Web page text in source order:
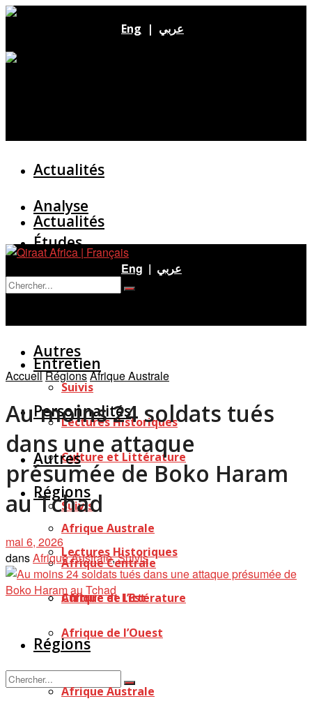
Eng | عربي
Actualités
Analyse
Études
Entretien
Autres
Suivis
Lectures Historiques
Culture et Littérature
Régions
Afrique Australe
Afrique Centrale
Afrique de l’Est
Afrique de l’Ouest
Actualités
Entretien
Personnalités
Autres
Suivis
Lectures Historiques
Culture et Littérature
Régions
Afrique Australe
Eng | عربي
AccueilRégionsAfrique Australe
Au moins 24 soldats tués
dans une attaque
présumée de Boko Haram
au Tchad
mai 6, 2026
dansAfrique Australe,Suivis